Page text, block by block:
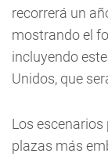
recorrerá un
mostrando el
incluyendo
Unidos, que
Los
plazas más